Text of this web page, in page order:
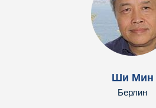
Ши Мин
Берлин